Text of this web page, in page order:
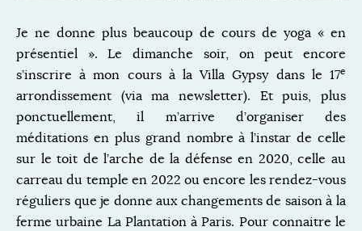
Je ne donne plus beaucoup de cours de yoga « en
présentiel ». Le dimanche soir, on peut encore
s’inscrire à mon cours à la Villa Gypsy dans le 17e
arrondissement (via ma newsletter). Et puis, plus
ponctuellement, il m’arrive d’organiser des
méditations en plus grand nombre à l’instar de celle
sur le toit de l’arche de la défense en 2020, celle au
carreau du temple en 2022 ou encore les rendez-vous
réguliers que je donne aux changements de saison à la
ferme urbaine La Plantation à Paris. Pour connaitre le